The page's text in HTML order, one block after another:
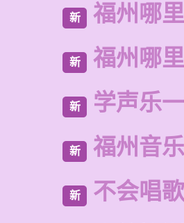
新 福州哪
新 福州哪
新 学声乐
新 福州音
新 不会唱